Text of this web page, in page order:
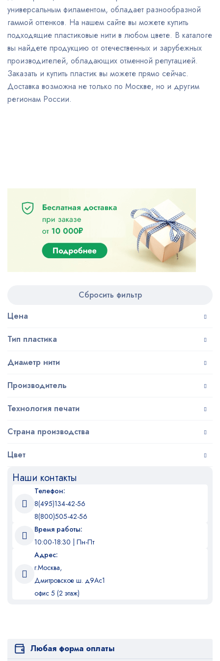
Сбросить фильтр
Цена
Тип пластика
Диаметр нити
Производитель
Технология печати
Страна производства
Цвет
Наши контакты
Телефон:
8(495)134-42-56
8(800)505-42-56
Время работы:
10:00-18:30 | Пн-Пт
Адрес:
г.Москва,
Дмитровское ш. д9Ас1
офис 5 (2 этаж)
универсальным филаментом, обладает разнообразной
гаммой оттенков. На нашем сайте вы можете купить
подходящие пластиковые нити в любом цвете. В каталоге
вы найдете продукцию от отечественных и зарубежных
производителей, обладающих отменной репутацией.
Заказать и купить пластик вы можете прямо сейчас.
Доставка возможна не только по Москве, но и другим
регионам России.
Любая форма оплаты